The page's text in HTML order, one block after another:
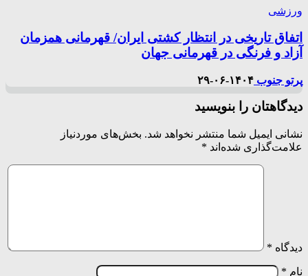
ورزشی
اتفاق تاریخی در انتظار کشتی ایران/ قهرمانی همزمان
آزاد و فرنگی در قهرمانی جهان
پرتو جنوب ۱۴۰۴-۰۶-۲۹
دیدگاهتان را بنویسید
نشانی ایمیل شما منتشر نخواهد شد. بخش‌های موردنیاز
علامت‌گذاری شده‌اند *
دیدگاه *
نام *